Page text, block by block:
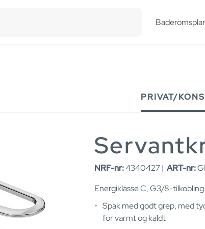
PRIVAT/
NRF-nr:4340427 | ART-nr:
Energiklasse C, G3/8-tilkobling
Spak med godt grep, med
for varmt og kaldt